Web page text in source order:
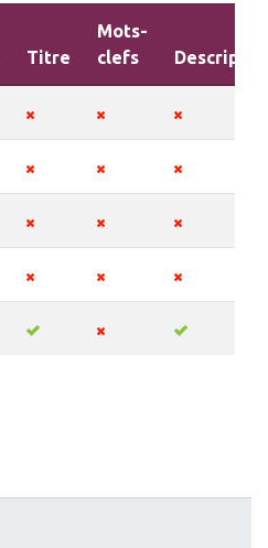
Titre
Mots-
clefs